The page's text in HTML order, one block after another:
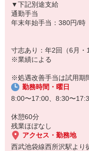
◆未経験・無資格でも安心
「介護の仕事は初めて」
夫！入社後は充実の研修
職場です。
▼下記別途支給
通勤手当
年末年始手当：380円/時
寸志あり：年2回（6月・
※業績による
※処遇改善手当は試用期
勤務時間・曜日
8:00〜17:00、8:30〜
休憩60分
残業ほぼなし
アクセス・勤務地
西武池袋線西所沢駅より